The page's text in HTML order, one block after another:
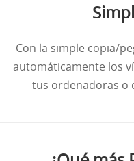
Con la simple copia/
automáticamente los
tus ordenadoras o